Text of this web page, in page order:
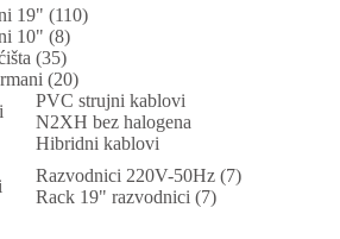
19" (110)
10" (8)
(35)
(20)
PVC strujni kablovi
N2XH bez halogena
Hibridni kablovi
Razvodnici 220V-50Hz (7)
Rack 19" razvodnici (7)